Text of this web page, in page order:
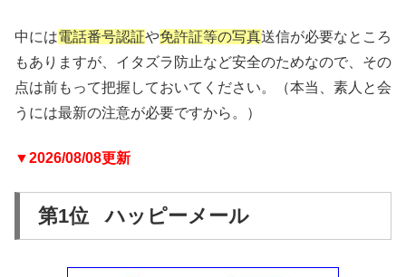
中には電話番号認証や免許証等の写真送信が必要なところ
もありますが、イタズラ防止など安全のためなので、その
点は前もって把握しておいてください。（本当、素人と会
うには最新の注意が必要ですから。）
▼2026/08/08更新
第1位 ハッピーメール